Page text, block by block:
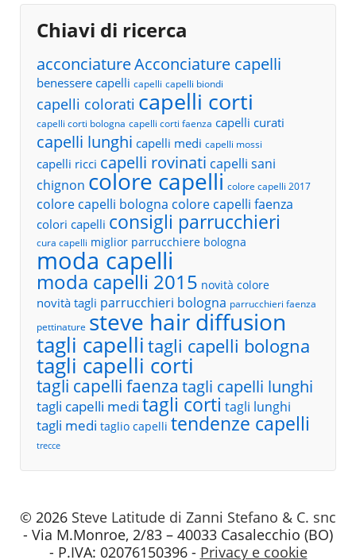
Chiavi di ricerca
acconciatureAcconciature capelli
benessere capelli capelli capelli biondi
capelli colorati capelli corti
capelli corti bologna capelli corti faenza capelli curati
capelli lunghi capelli medi capelli mossi
capelli ricci capelli rovinati capelli sani
chignon colore capelli colore capelli 2017
colore capelli bologna colore capelli faenza
colori capelli consigli parrucchieri
cura capelli miglior parrucchiere bologna
moda capelli
moda capelli 2015 novità colore
novità tagli parrucchieri bologna parrucchieri faenza
pettinature steve hair diffusion
tagli capelli tagli capelli bologna
tagli capelli corti
tagli capelli faenza tagli capelli lunghi
tagli capelli medi tagli corti tagli lunghi
tagli medi taglio capelli tendenze capelli
trecce
© 2026 Steve Latitude di Zanni Stefano & C. snc
- Via M.Monroe, 2/83 – 40033 Casalecchio (BO)
- P.IVA: 02076150396 - Privacy e cookie